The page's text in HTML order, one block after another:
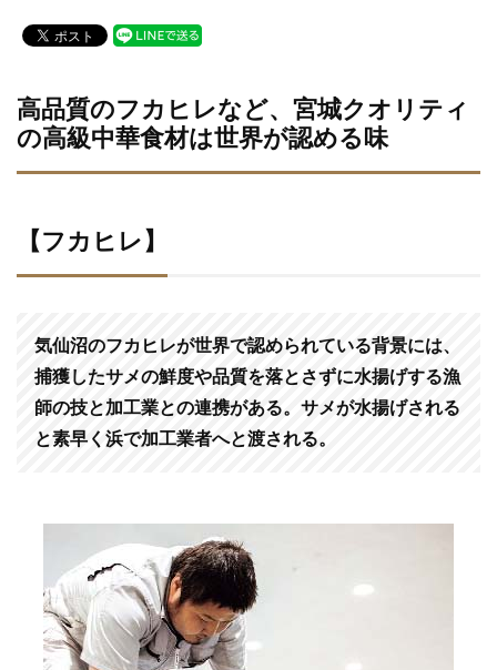
c
b
o
o
tt
e
高品質のフカヒレなど、宮城クオリティ
の高級中華食材は世界が認める味
【フカヒレ】
気仙沼のフカヒレが世界で認められている背景には、
捕獲したサメの鮮度や品質を落とさずに水揚げする漁
師の技と加工業との連携がある。サメが水揚げされる
と素早く浜で加工業者へと渡される。